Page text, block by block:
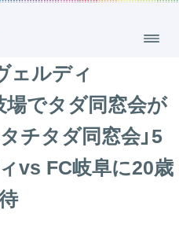
ェルディ
でタダ同窓会が
チタダ同窓会」5
vs FC岐阜に20歳